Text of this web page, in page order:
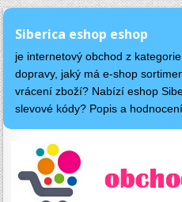
Siberica eshop eshop
je internetový obchod z
dopravy, jaký má e-shop
vrácení zboží? Nabízí eshop
slevové kódy? Popis a